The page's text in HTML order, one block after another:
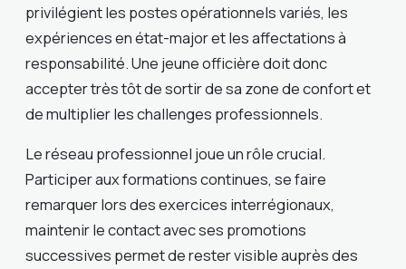
privilégient les postes opérationnels variés, les
expériences en état-major et les affectations à
responsabilité. Une jeune officière doit donc
accepter très tôt de sortir de sa zone de confort et
de multiplier les challenges professionnels.
Le réseau professionnel joue un rôle crucial.
Participer aux formations continues, se faire
remarquer lors des exercices interrégionaux,
maintenir le contact avec ses promotions
successives permet de rester visible auprès des